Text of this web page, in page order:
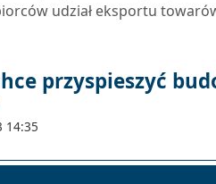
udział eksportu
przyspieszyć
14:35